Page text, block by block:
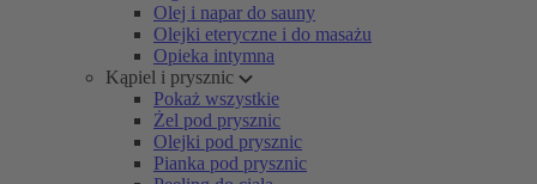
Olej i napar do sauny
Olejki eteryczne i do masażu
Opieka intymna
Kąpiel i prysznic
Pokaż wszystkie
Żel pod prysznic
Olejki pod prysznic
Pianka pod prysznic